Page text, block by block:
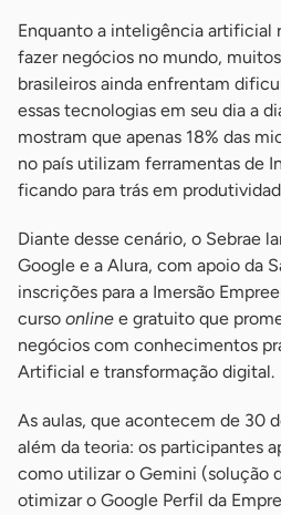
Enquanto a inteligência artificial
fazer negócios no mundo,
brasileiros ainda enfrentam
essas tecnologias em seu dia a
mostram que apenas 18% das
no país utilizam ferramentas de
ficando para trás em
Diante desse cenário, o Sebrae
Google e a Alura, com apoio da
inscrições para a Imersão
curso online e gratuito que
negócios com conhecimentos
Artificial e transformação digital.
As aulas, que acontecem de 30
além da teoria: os participantes
como utilizar o Gemini (solução
otimizar o Google Perfil da